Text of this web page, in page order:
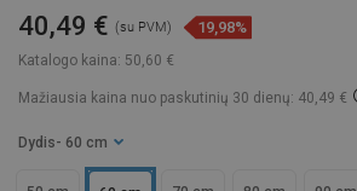
Katalogo kaina: 50,60 €
40,49 € (su PVM) 19,98%
Mažiausia kaina nuo paskutinių 30 dienų: 40,49 €
Dydis - 60 cm